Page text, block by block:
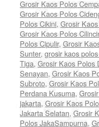
Grosir Kaos Polos
Grosir Kaos Polos
Polos Cikini, Grosir
Grosir Kaos Polos
Polos Cipulir, Grosir
Sunter, grosir kaos
Tiga, Grosir Kaos Polos
Senayan, Grosir Kaos
Subroto, Grosir Kaos
Perdana Kusuma,
jakarta, Grosir Kaos
Jakarta Selatan, Grosir
Polos JakaSampurna,